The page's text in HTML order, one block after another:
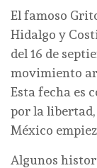
El famoso
Hidalgo y
del 16 de
movimiento
Esta fecha es
por la libertad,
México
Algunos